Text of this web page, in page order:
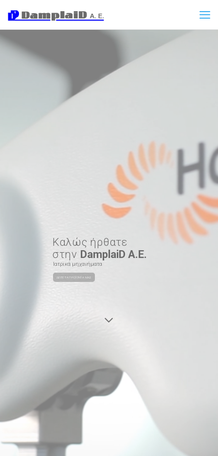
Καλώς ήρθατε
στην DamplaiD Α.Ε.
ΔΕΙΤΕ ΤΑ ΠΡΟΪΟΝΤΑ ΜΑΣ
Ιατρικά μηχανήματα